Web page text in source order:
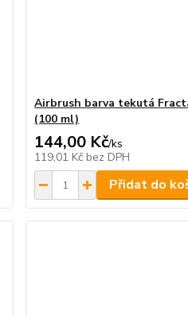
Airbrush barva tekutá
(100 ml)
144,00 Kč/ks
119,01 Kč bez DPH
Přidat do